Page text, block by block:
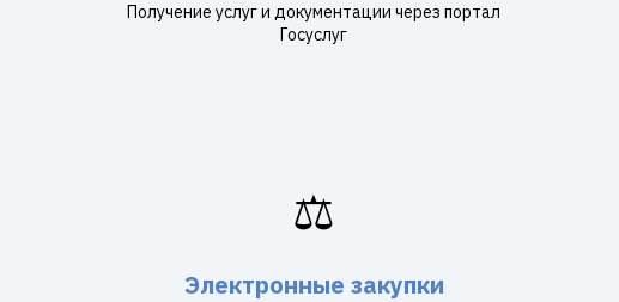
Получение услуг и документации через портал
Госуслуг
⚖️
Электронные закупки